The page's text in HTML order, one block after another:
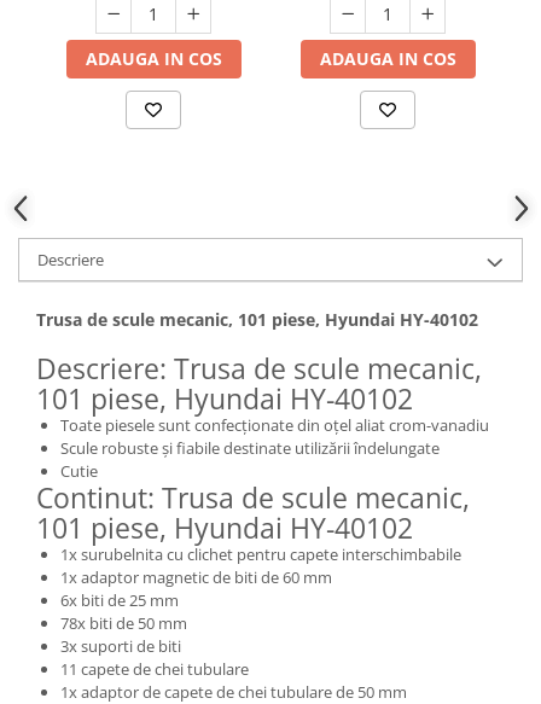
Hote bucatarie
Consumabile
Hote cupolare
Hote insula
Hote telescopice
Hote traditionale
Masini de Spalat Rufe & Uscatoare
uscatoare
Masini automate de spalat rufe
Masini de spalat rufe cu uscator
Masini de spalat rufe verticale
Uscatoare de rufe
Masini de spalat vase
Masini de spalat vase incorporabile
Masini de spalat vase
independente
Motoburghiu/Foreza pamant
Pachete Incorporabile
ADAUGA IN COS ADAUGA IN COS
Descriere
Trusa de scule mecanic, 101 piese, Hyundai HY-40102
Descriere: Trusa de scule mecanic,
101 piese, Hyundai HY-40102
Toate piesele sunt confecționate din oțel aliat crom-vanadiu
Scule robuste și fiabile destinate utilizării îndelungate
Cutie
Continut: Trusa de scule mecanic,
101 piese, Hyundai HY-40102
1x surubelnita cu clichet pentru capete interschimbabile
1x adaptor magnetic de biti de 60 mm
6x biti de 25 mm
78x biti de 50 mm
3x suporti de biti
11 capete de chei tubulare
1x adaptor de capete de chei tubulare de 50 mm